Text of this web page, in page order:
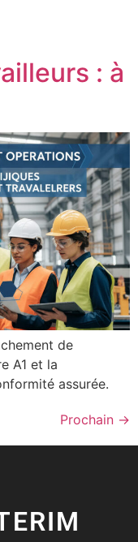
: à
de
A1 et la
assurée.
Prochain →